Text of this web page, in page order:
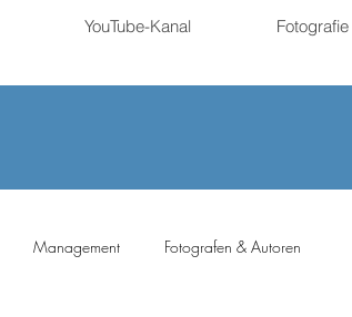
YouTube-Kanal Fotografie
Management Fotografen & Autoren